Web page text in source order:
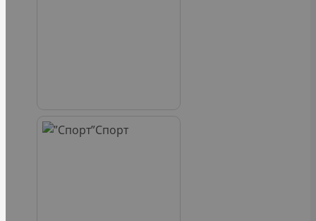
Спорт